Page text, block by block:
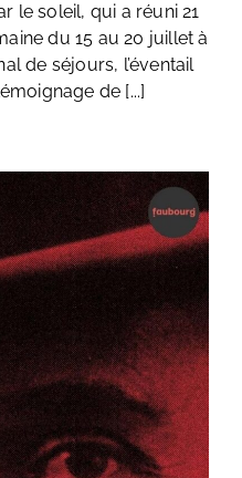
le soleil, qui a réuni 21
du 15 au 20 juillet à
de séjours, l’éventail
de [...]